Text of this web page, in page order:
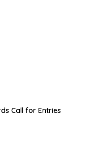
Call for Entries